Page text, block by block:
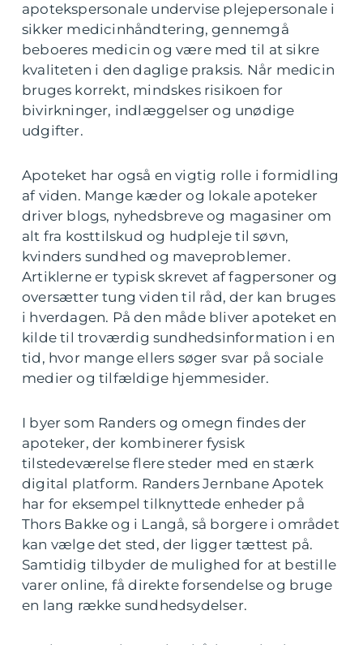
apotekspersonale undervise plejepersonale i
sikker medicinhåndtering, gennemgå
beboeres medicin og være med til at sikre
kvaliteten i den daglige praksis. Når medicin
bruges korrekt, mindskes risikoen for
bivirkninger, indlæggelser og unødige
udgifter.
Apoteket har også en vigtig rolle i formidling
af viden. Mange kæder og lokale apoteker
driver blogs, nyhedsbreve og magasiner om
alt fra kosttilskud og hudpleje til søvn,
kvinders sundhed og maveproblemer.
Artiklerne er typisk skrevet af fagpersoner og
oversætter tung viden til råd, der kan bruges
i hverdagen. På den måde bliver apoteket en
kilde til troværdig sundhedsinformation i en
tid, hvor mange ellers søger svar på sociale
medier og tilfældige hjemmesider.
I byer som Randers og omegn findes der
apoteker, der kombinerer fysisk
tilstedeværelse flere steder med en stærk
digital platform. Randers Jernbane Apotek
har for eksempel tilknyttede enheder på
Thors Bakke og i Langå, så borgere i området
kan vælge det sted, der ligger tættest på.
Samtidig tilbyder de mulighed for at bestille
varer online, få direkte forsendelse og bruge
en lang række sundhedsydelser.